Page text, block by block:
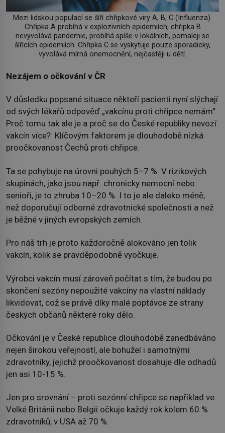
Mezi lidskou populací se šíří chřipkové viry A, B, C (Influenza).
Chřipka A probíhá v explozivních epidemiích, chřipka B
nevyvolává pandemie, probíhá spíše v lokálních, pomaleji se
šířících epidemiích. Chřipka C se vyskytuje pouze sporadicky,
vyvolává mírná onemocnění, nejčastěji u dětí.
Nezájem o očkování v ČR
V důsledku popsané situace někteří pacienti nyní slýchají
od svých lékařů odpověď „vakcínu proti chřipce nemám“.
Proč tomu tak ale je a proč se do České republiky nevozí
vakcín více? Klíčovým faktorem je dlouhodobě nízká
proočkovanost Čechů proti chřipce.
Ta se pohybuje na úrovni pouhých 5–7 %. V rizikových
skupinách, jako jsou např. chronicky nemocní nebo
senioři, je to zhruba 10–20 %. I to je ale daleko méně,
než doporučují odborné zdravotnické společnosti a než
je běžné v jiných evropských zemích.
Pro náš trh je proto každoročně alokováno jen tolik
vakcín, kolik se pravděpodobně vyočkuje.
Výrobci vakcín musí zároveň počítat s tím, že budou po
skončení sezóny nepoužité vakcíny na vlastní náklady
likvidovat, což se právě díky malé poptávce ze strany
českých občanů některé roky dělo.
Očkování je v České republice dlouhodobě zanedbáváno
nejen širokou veřejností, ale bohužel i samotnými
zdravotníky, jejichž proočkovanost dosahuje dle odhadů
jen asi 10-15 %.
Jen pro srovnání – proti sezónní chřipce se například ve
Velké Británii nebo Belgii očkuje každý rok kolem 60 %
zdravotníků, v USA až 70 %.